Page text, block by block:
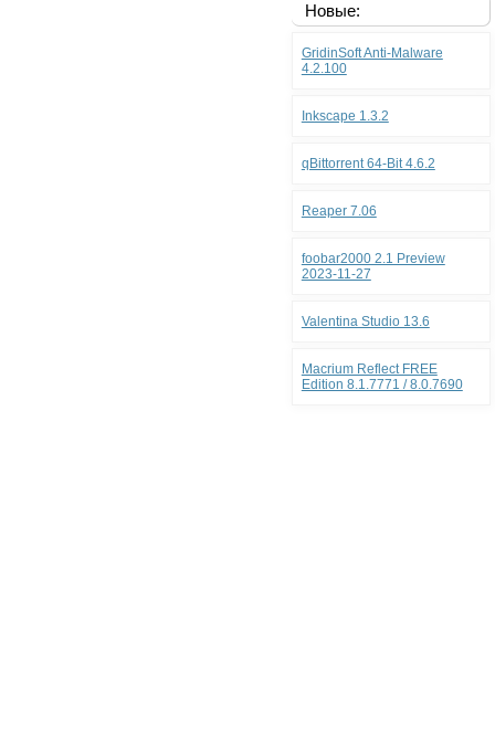
Новые:
GridinSoft Anti-Malware
4.2.100
Inkscape 1.3.2
qBittorrent 64-Bit 4.6.2
Reaper 7.06
foobar2000 2.1 Preview
2023-11-27
Valentina Studio 13.6
Macrium Reflect FREE
Edition 8.1.7771 / 8.0.7690